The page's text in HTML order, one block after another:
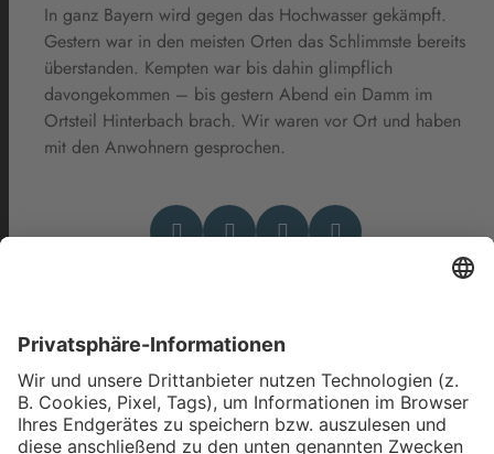
In ganz Bayern wird gegen das Hochwasser gekämpft.
Gestern war in den meisten Orten das Schlimmste bereits
überstanden. Kempten war bis dahin glimpflich
davongekommen – bis gestern Abend ein Damm im
Ortsteil Hinterbach brach. Wir waren vor Ort und haben
mit den Anwohnern gesprochen.
Das könnte Dich auch
interessieren